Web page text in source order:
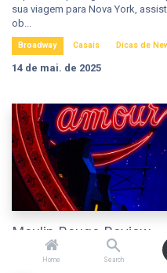
Home Search
sua viagem para Nova York,
ob...
Broadway Casais Dicas de
14 de mai. de 2025
Moulin Rouge Review
Moulin Rouge Review O que
espetáculos da Broadway "